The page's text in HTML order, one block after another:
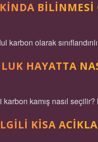
BILINMESI
olarak
HAYATTA
kamış nasıl seçilir?
KISA